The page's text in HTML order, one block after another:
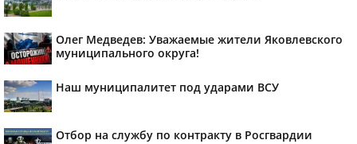
Олег Медведев: Уважаемые жители Яковлевского
муниципального округа!
Наш муниципалитет под ударами ВСУ
Отбор на службу по контракту в Росгвардии